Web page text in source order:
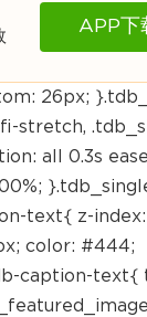
APP下
26px;
stretch,
all 0.3s
text{ z-
color: #444;
caption-text{